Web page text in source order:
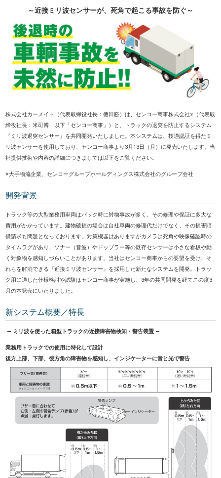
～近接ミリ波センサーが、死角で起こる事故を防ぐ～
株式会社カーメイト（代表取締役社長：徳田勝）は、センコー商事株式会社※（代表取
締役社長：米司博 以下「センコー商事」）と、トラックの退突を防止するシステム
『ミリ波退突センサー』を共同開発いたしました。本システムは、技適認証を得たミ
リ波センサーを使用しており、センコー商事より3月13日（月）に発売いたします。当
社提供技術や内容の詳細につきましては以下をご覧ください。
※大手物流企業、センコーグループホールディングス株式会社のグループ会社
開発背景
トラック等の大型業務用車両はバック時に対物事故が多く、その修理や保証に多大な
費用がかかっています。建物破損の場合は自社車両の修理代だけでなく、その損害賠
償請求も問題となっております。対策機器はありますがカメラは死角や映像確認時の
タイムラグがあり、ソナー（音波）やドップラー等の既存センサーは小さな看板や動
く対象物を感知しづらいことがあります。当社はセンコー商事からの要望を受け、そ
れらを解消できる『近接ミリ波センサー』を採用した新たなシステムを開発。トラッ
ク用に適した仕様検討や試験はセンコー商事が実施し、3年の共同開発を経てこの度3
月の本発売にいたりました。
新システム概要／特長
― ミリ波を使った箱型トラックの近接障害物検知・警告装置 ―
業務用トラックでの使用に特化して設計
後方上部、下部、後方角の障害物を感知し、インジケーターに音と光で警告